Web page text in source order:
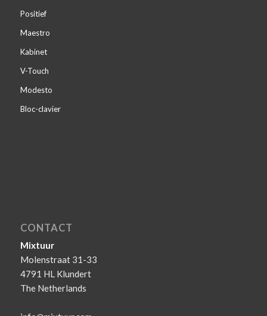
Positief
Maestro
Kabinet
V-Touch
Modesto
Bloc-clavier
CONTACT
Mixtuur
Molenstraat 31-33
4791 HL Klundert
The Netherlands